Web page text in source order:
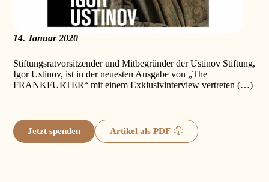
14. Januar 2020
Stiftungsratvorsitzender und Mitbegründer der Ustinov Stiftung,
Igor Ustinov, ist in der neuesten Ausgabe von „The
FRANKFURTER“ mit einem Exklusivinterview vertreten (…)
Jetzt spenden Artikel als PDF